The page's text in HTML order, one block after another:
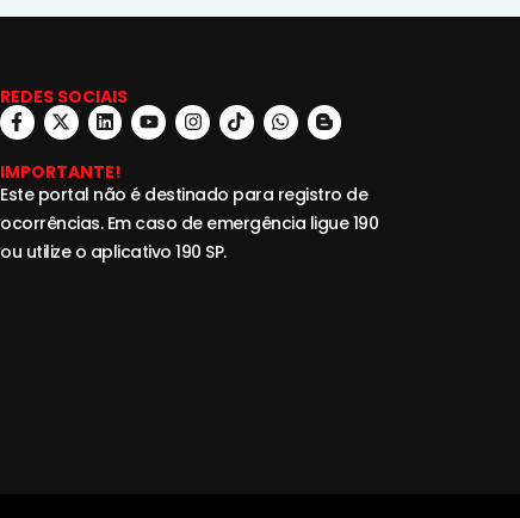
REDES SOCIAIS
IMPORTANTE!
Este portal não é destinado para registro de
ocorrências. Em caso de emergência ligue 190
ou utilize o aplicativo 190 SP.